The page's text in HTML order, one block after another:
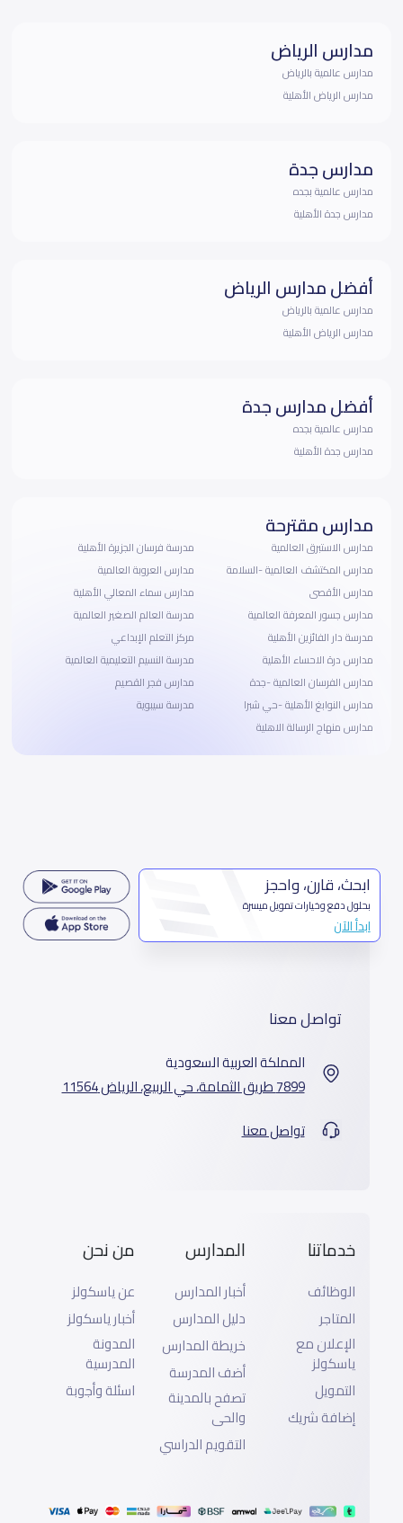
مدارس الرياض
مدارس عالمية بالرياض
مدارس الرياض الأهلية
مدارس جدة
مدارس عالمية بجده
مدارس جدة الأهلية
أفضل مدارس الرياض
مدارس عالمية بالرياض
مدارس الرياض الأهلية
أفضل مدارس جدة
مدارس عالمية بجده
مدارس جدة الأهلية
مدارس مقترحة
مدارس الاستبرق العالمية
مدارس المكتشف العالمية -السلامة
مدارس الأقصى
مدارس جسور المعرفة العالمية
مدرسة دار الفائزين الأهلية
مدارس درة الاحساء الأهلية
مدارس الفرسان العالمية -جدة
مدارس النوابغ الأهلية -حي شبرا
مدارس منهاج الرسالة الاهلية
مدرسة فرسان الجزيرة الأهلية
مدارس العروبة العالمية
مدارس سماء المعالي الأهلية
مدرسة العالم الصغير العالمية
مركز التعلم الإبداعي
مدرسة النسيم التعليمية العالمية
مدارس فجر القصيم
مدرسة سيبوية
ابحث، قارن، واحجز
بحلول دفع وخيارات تمويل ميسرة
ابدأ الآن
تواصل معنا
المملكة العربية السعودية
7899 طريق الثمامة، حي الربيع، الرياض 11564
تواصل معنا
خدماتنا
الوظائف
المتاجر
الإعلان مع
ياسكولز
التمويل
إضافة شريك
المدارس
أخبار المدارس
دليل المدارس
خريطة المدارس
أضف المدرسة
تصفح بالمدينة
والحى
التقويم الدراسي
من نحن
عن ياسكولز
أخبار ياسكولز
المدونة
المدرسية
اسئلة وأجوبة